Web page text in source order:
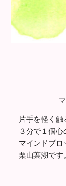
片手を軽く触
３分で１個
マインドブロ
栗山葉湖です。